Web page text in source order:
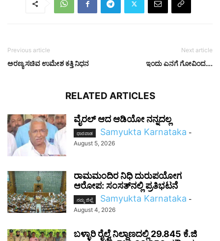
Previous article
ಅರಣ್ಯ ಸಚಿವ ಉಮೇಶ ಕತ್ತಿ ನಿಧನ
Next article
ಇಂದು ಎನಗೆ ಗೋವಿಂದ….
RELATED ARTICLES
ವೈರಲ್ ಆದ ಆಡಿಯೋ ನನ್ನದಲ್ಲ
ಧಾರವಾಡ Samyukta Karnataka -
August 5, 2026
ರಾಮಮಂದಿರ ನಿಧಿ ದುರುಪಯೋಗ
ಆರೋಪ: ಸಂಸತ್‌ನಲ್ಲಿ ಪ್ರತಿಭಟನೆ
ನಮ್ಮ ಜಿಲ್ಲೆ Samyukta Karnataka -
August 4, 2026
ಬಳ್ಳಾರಿ ರೈಲ್ವೆ ನಿಲ್ದಾಣದಲ್ಲಿ 29.845 ಕೆ.ಜಿ